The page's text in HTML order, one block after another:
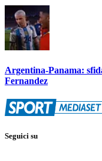
Argentina-Panama:
Fernandez
Seguici su